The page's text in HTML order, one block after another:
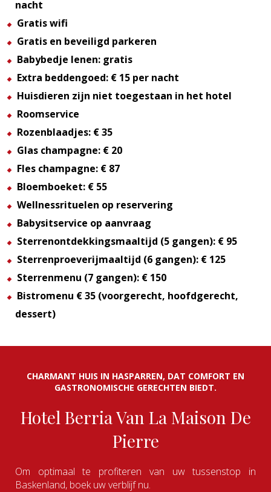
nacht
Gratis wifi
Gratis en beveiligd parkeren
Babybedje lenen: gratis
Extra beddengoed: € 15 per nacht
Huisdieren zijn niet toegestaan in het hotel
Roomservice
Rozenblaadjes: € 35
Glas champagne: € 20
Fles champagne: € 87
Bloemboeket: € 55
Wellnessrituelen op reservering
Babysitservice op aanvraag
Sterrenontdekkingsmaaltijd (5 gangen): € 95
Sterrenproeverijmaaltijd (6 gangen): € 125
Sterrenmenu (7 gangen): € 150
Bistromenu € 35 (voorgerecht, hoofdgerecht,
dessert)
CHARMANT HUIS IN HASPARREN, DAT COMFORT EN
GASTRONOMISCHE GERECHTEN BIEDT.
Hotel Berria Van La Maison De
Pierre
Om optimaal te profiteren van uw tussenstop in
Baskenland, boek uw verblijf nu.